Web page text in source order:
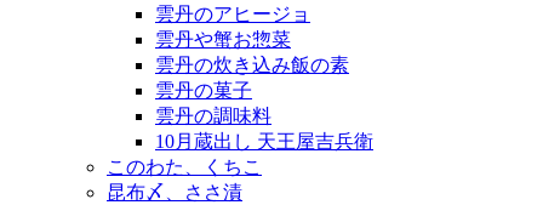
雲丹のアヒージョ
雲丹や蟹お惣菜
雲丹の炊き込み飯の素
雲丹の菓子
雲丹の調味料
10月蔵出し 天王屋吉兵衛
このわた、くちこ
昆布〆、ささ漬